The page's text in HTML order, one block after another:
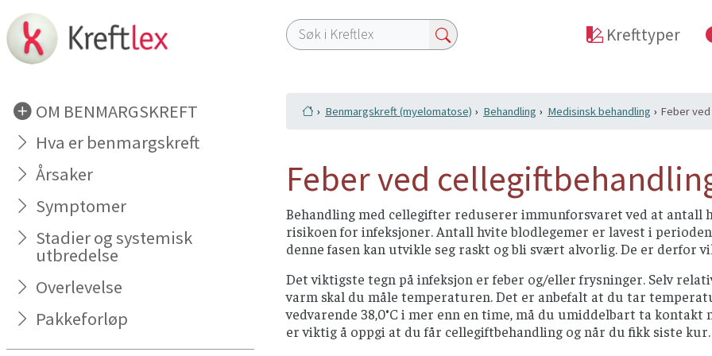
OM BENMARGSKREFT
Hva er benmargskreft
Årsaker
Symptomer
Stadier og systemisk
utbredelse
Overlevelse
Pakkeforløp
Krefttyper
Benmargskreft (myelomatose) Behandling Medisinsk behandling Feber
Feber ved
Behandling med cellegifter reduserer immunforsvaret ved at
risikoen for infeksjoner. Antall hvite blodlegemer er lavest i
denne fasen kan utvikle seg raskt og bli svært alvorlig. De er derfor
Det viktigste tegn på infeksjon er feber og/eller frysninger. Selv
varm skal du måle temperaturen. Det er anbefalt at du tar
vedvarende 38,0°C i mer enn en time, må du umiddelbart ta
er viktig å oppgi at du får cellegiftbehandling og når du fikk siste kur.